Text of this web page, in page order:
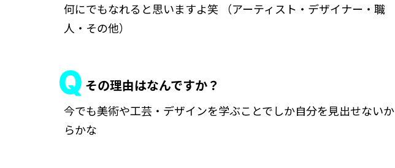
何にでもなれると思いますよ笑 （アーティスト・デザイナー・職
人・その他）
その理由はなんですか？
今でも美術や工芸・デザインを学ぶことでしか自分を見出せないか
らかな